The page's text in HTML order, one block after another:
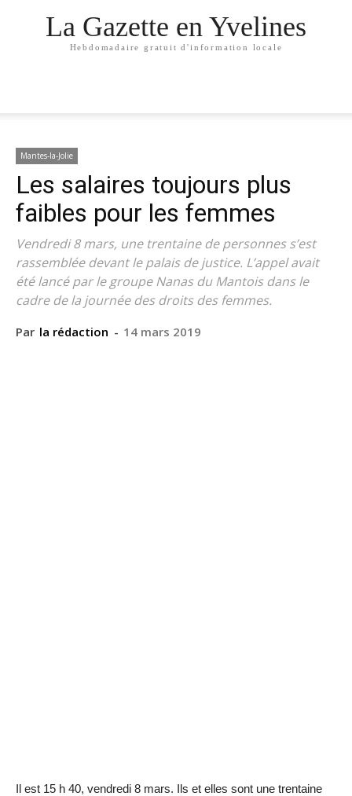
La Gazette en Yvelines
Hebdomadaire gratuit d'information locale
Mantes-la-Jolie
Les salaires toujours plus
faibles pour les femmes
Vendredi 8 mars, une trentaine de personnes s’est
rassemblée devant le palais de justice. L’appel avait
été lancé par le groupe Nanas du Mantois dans le
cadre de la journée des droits des femmes.
Par la rédaction - 14 mars 2019
Il est 15 h 40, vendredi 8 mars. Ils et elles sont une trentaine